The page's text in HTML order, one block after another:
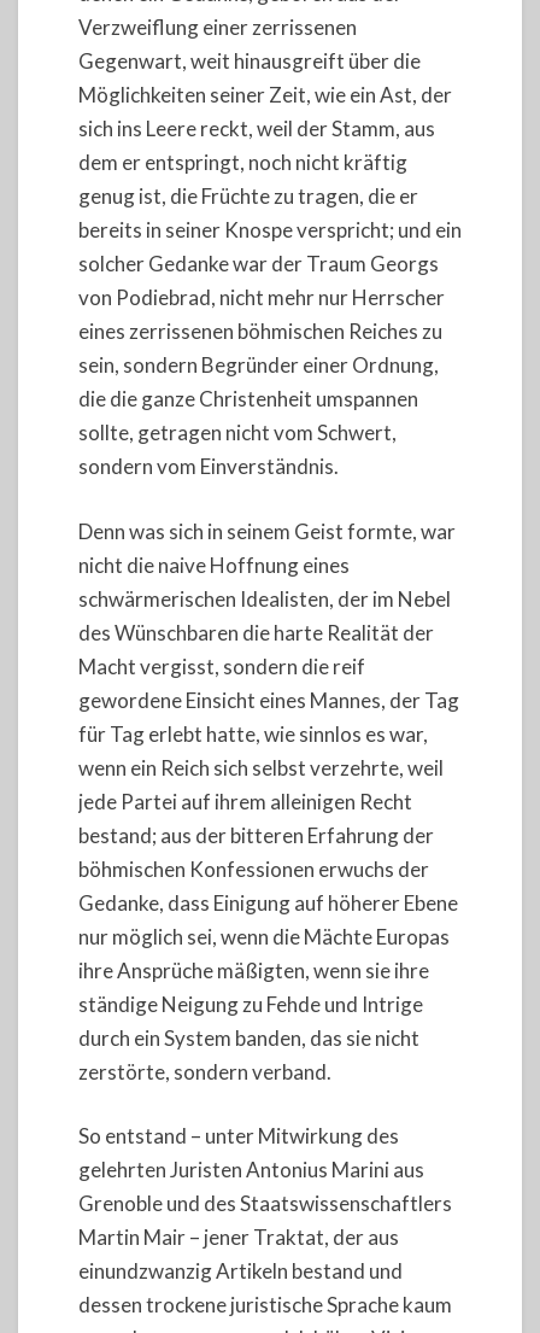
Verzweiflung einer zerrissenen
Gegenwart, weit hinausgreift über die
Möglichkeiten seiner Zeit, wie ein Ast, der
sich ins Leere reckt, weil der Stamm, aus
dem er entspringt, noch nicht kräftig
genug ist, die Früchte zu tragen, die er
bereits in seiner Knospe verspricht; und ein
solcher Gedanke war der Traum Georgs
von Podiebrad, nicht mehr nur Herrscher
eines zerrissenen böhmischen Reiches zu
sein, sondern Begründer einer Ordnung,
die die ganze Christenheit umspannen
sollte, getragen nicht vom Schwert,
sondern vom Einverständnis.
Denn was sich in seinem Geist formte, war
nicht die naive Hoffnung eines
schwärmerischen Idealisten, der im Nebel
des Wünschbaren die harte Realität der
Macht vergisst, sondern die reif
gewordene Einsicht eines Mannes, der Tag
für Tag erlebt hatte, wie sinnlos es war,
wenn ein Reich sich selbst verzehrte, weil
jede Partei auf ihrem alleinigen Recht
bestand; aus der bitteren Erfahrung der
böhmischen Konfessionen erwuchs der
Gedanke, dass Einigung auf höherer Ebene
nur möglich sei, wenn die Mächte Europas
ihre Ansprüche mäßigten, wenn sie ihre
ständige Neigung zu Fehde und Intrige
durch ein System banden, das sie nicht
zerstörte, sondern verband.
So entstand – unter Mitwirkung des
gelehrten Juristen Antonius Marini aus
Grenoble und des Staatswissenschaftlers
Martin Mair – jener Traktat, der aus
einundzwanzig Artikeln bestand und
dessen trockene juristische Sprache kaum